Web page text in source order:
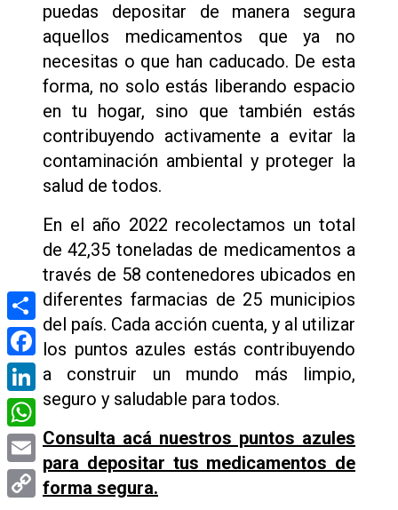
puedas depositar de manera segura
aquellos medicamentos que ya no
necesitas o que han caducado. De esta
forma, no solo estás liberando espacio
en tu hogar, sino que también estás
contribuyendo activamente a evitar la
contaminación ambiental y proteger la
salud de todos.
En el año 2022 recolectamos un total
de 42,35 toneladas de medicamentos a
través de 58 contenedores ubicados en
diferentes farmacias de 25 municipios
del país. Cada acción cuenta, y al utilizar
los puntos azules estás contribuyendo
a construir un mundo más limpio,
seguro y saludable para todos.
Consulta acá nuestros puntos azules
para depositar tus medicamentos de
forma segura.
Compartir
Facebook
LinkedIn
WhatsApp
Email